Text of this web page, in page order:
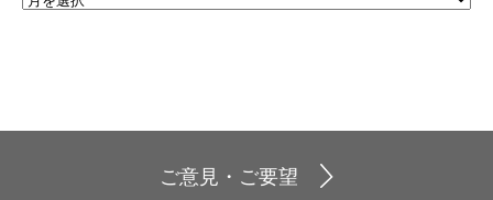
ご意見・ご要望